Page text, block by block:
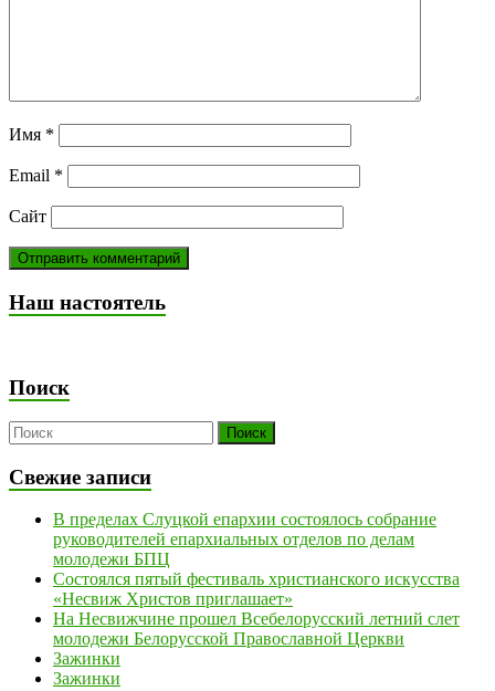
Имя *
Email *
Сайт
Наш настоятель
Поиск
Свежие записи
В пределах Слуцкой епархии состоялось собрание
руководителей епархиальных отделов по делам
молодежи БПЦ
Состоялся пятый фестиваль христианского искусства
«Несвиж Христов приглашает»
На Несвижчине прошел Всебелорусский летний слет
молодежи Белорусской Православной Церкви
Зажинки
Зажинки